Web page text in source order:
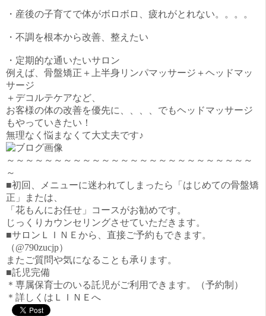
・産後の子育てで体がボロボロ、疲れがとれない。。。。
・不調を根本から改善、整えたい
・定期的な通いたいサロン
例えば、骨盤矯正＋上半身リンパマッサージ＋ヘッドマッ
サージ
＋デコルテケアなど、
お客様の体の改善を優先に、、、、でもヘッドマッサージ
もやっていきたい！
無理なく悩まなくて大丈夫です♪
～～～～～～～～～～～～～～～～～～～～～～～～～～
～
■初回、メニューに迷われてしまったら「はじめての骨盤矯
正」または、
「花もんにお任せ」コースがお勧めです。
じっくりカウンセリングさせていただきます。
■サロンＬＩＮＥから、直接ご予約もできます。
（@790zucjp）
またご質問や気になることも承ります。
■託児完備
＊専属保育士のいる託児がご利用できます。（予約制）
＊詳しくはＬＩＮＥへ